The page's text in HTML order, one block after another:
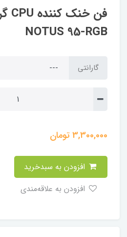
NOTUS 95-RGB
گارانتی
3,300,000تومان